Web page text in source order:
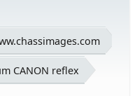
CANON reflex